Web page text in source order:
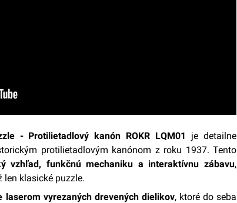
- Protilietadlový kanón ROKR LQM01
je detailne
protilietadlovým kanónom z roku 1937. Tento
vzhľad, funkčnú mechaniku a interaktívnu zábavu,
klasické puzzle.
laserom vyrezaných drevených dielikov, ktoré do seba